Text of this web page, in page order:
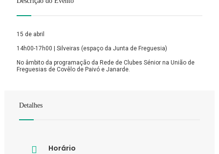
15 de abril
14h00-17h00 | Silveiras (espaço da Junta de Freguesia)
No âmbito da programação da Rede de Clubes Sénior na União de
Freguesias de Covêlo de Paivó e Janarde.
Detalhes
Horário